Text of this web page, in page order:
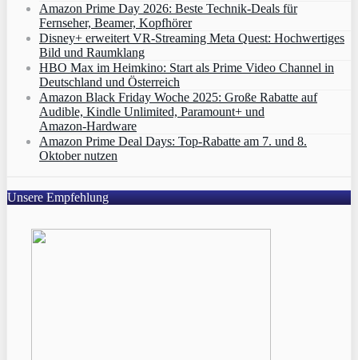
Amazon Prime Day 2026: Beste Technik-Deals für
Fernseher, Beamer, Kopfhörer
Disney+ erweitert VR‑Streaming Meta Quest: Hochwertiges
Bild und Raumklang
HBO Max im Heimkino: Start als Prime Video Channel in
Deutschland und Österreich
Amazon Black Friday Woche 2025: Große Rabatte auf
Audible, Kindle Unlimited, Paramount+ und
Amazon‑Hardware
Amazon Prime Deal Days: Top-Rabatte am 7. und 8.
Oktober nutzen
Unsere Empfehlung